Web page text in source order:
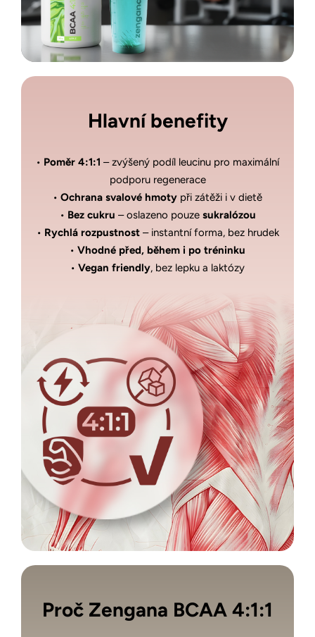
Hlavní benefity
• Poměr 4:1:1 – zvýšený podíl leucinu pro maximální
podporu regenerace
• Ochrana svalové hmoty při zátěži i v dietě
• Bez cukru – oslazeno pouze sukralózou
• Rychlá rozpustnost– instantní forma, bez hrudek
• Vhodné před, během i po tréninku
• Vegan friendly, bez lepku a laktózy
Proč Zengana BCAA 4:1:1